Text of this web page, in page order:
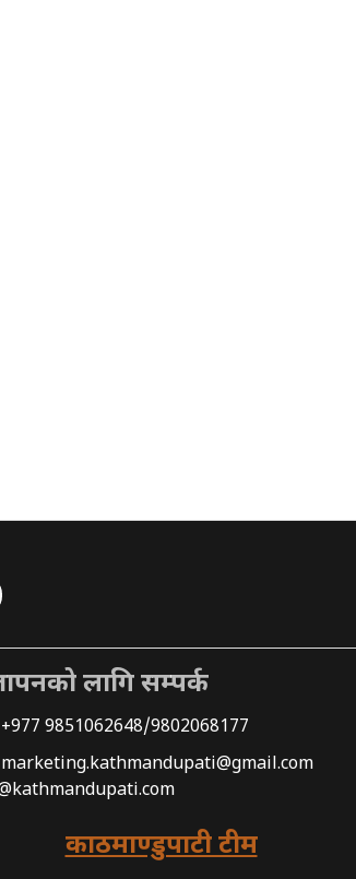
लागि सम्पर्क
+977 9851062648/9802068177
marketing.kathmandupati@gmail.com
काठमाण्डुपाटी टीम